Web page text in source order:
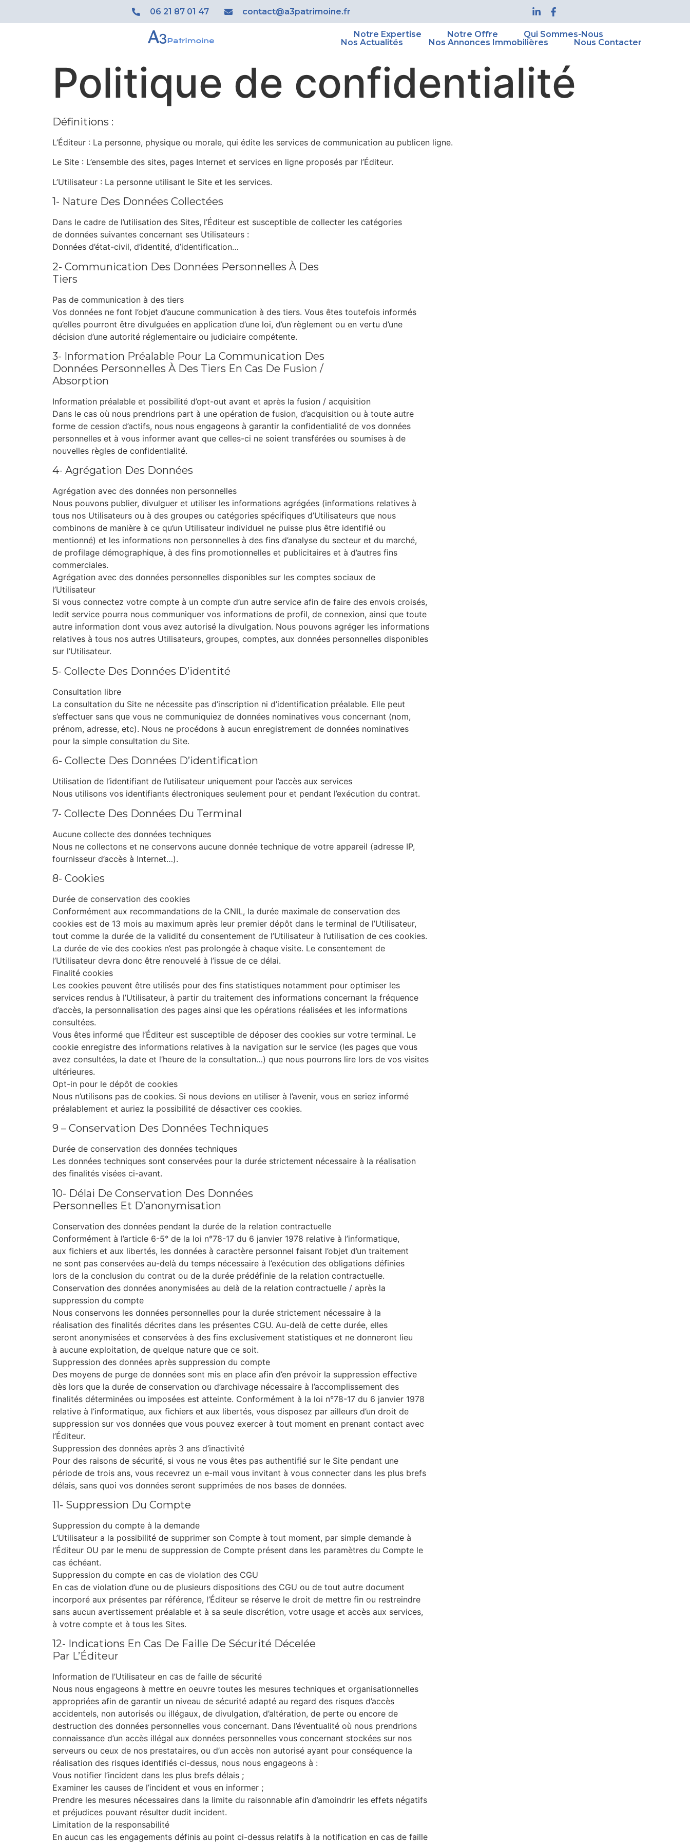
06 21 87 01 47 contact@a3patrimoine.fr
Notre Expertise Notre Offre
Qui Sommes-Nous
Nos Actualités
Nos Annonces Immobilières Nous Contacter
Politique de confidentialité
Définitions :
L’Éditeur : La personne, physique ou morale, qui édite les services de communication au publicen ligne.
Le Site : L’ensemble des sites, pages Internet et services en ligne proposés par l’Éditeur.
L’Utilisateur : La personne utilisant le Site et les services.
1- Nature Des Données Collectées
Dans le cadre de l’utilisation des Sites, l’Éditeur est susceptible de collecter les catégories
de données suivantes concernant ses Utilisateurs :
Données d’état-civil, d’identité, d’identification…
2- Communication Des Données Personnelles À Des
Tiers
Pas de communication à des tiers
Vos données ne font l’objet d’aucune communication à des tiers. Vous êtes toutefois informés
qu’elles pourront être divulguées en application d’une loi, d’un règlement ou en vertu d’une
décision d’une autorité réglementaire ou judiciaire compétente.
3- Information Préalable Pour La Communication Des
Données Personnelles À Des Tiers En Cas De Fusion /
Absorption
Information préalable et possibilité d’opt-out avant et après la fusion / acquisition
Dans le cas où nous prendrions part à une opération de fusion, d’acquisition ou à toute autre
forme de cession d’actifs, nous nous engageons à garantir la confidentialité de vos données
personnelles et à vous informer avant que celles-ci ne soient transférées ou soumises à de
nouvelles règles de confidentialité.
4- Agrégation Des Données
Agrégation avec des données non personnelles
Nous pouvons publier, divulguer et utiliser les informations agrégées (informations relatives à
tous nos Utilisateurs ou à des groupes ou catégories spécifiques d’Utilisateurs que nous
combinons de manière à ce qu’un Utilisateur individuel ne puisse plus être identifié ou
mentionné) et les informations non personnelles à des fins d’analyse du secteur et du marché,
de profilage démographique, à des fins promotionnelles et publicitaires et à d’autres fins
commerciales.
Agrégation avec des données personnelles disponibles sur les comptes sociaux de
l’Utilisateur
Si vous connectez votre compte à un compte d’un autre service afin de faire des envois croisés,
ledit service pourra nous communiquer vos informations de profil, de connexion, ainsi que toute
autre information dont vous avez autorisé la divulgation. Nous pouvons agréger les informations
relatives à tous nos autres Utilisateurs, groupes, comptes, aux données personnelles disponibles
sur l’Utilisateur.
5- Collecte Des Données D’identité
Consultation libre
La consultation du Site ne nécessite pas d’inscription ni d’identification préalable. Elle peut
s’effectuer sans que vous ne communiquiez de données nominatives vous concernant (nom,
prénom, adresse, etc). Nous ne procédons à aucun enregistrement de données nominatives
pour la simple consultation du Site.
6- Collecte Des Données D’identification
Utilisation de l’identifiant de l’utilisateur uniquement pour l’accès aux services
Nous utilisons vos identifiants électroniques seulement pour et pendant l’exécution du contrat.
7- Collecte Des Données Du Terminal
Aucune collecte des données techniques
Nous ne collectons et ne conservons aucune donnée technique de votre appareil (adresse IP,
fournisseur d’accès à Internet…).
8- Cookies
Durée de conservation des cookies
Conformément aux recommandations de la CNIL, la durée maximale de conservation des
cookies est de 13 mois au maximum après leur premier dépôt dans le terminal de l’Utilisateur,
tout comme la durée de la validité du consentement de l’Utilisateur à l’utilisation de ces cookies.
La durée de vie des cookies n’est pas prolongée à chaque visite. Le consentement de
l’Utilisateur devra donc être renouvelé à l’issue de ce délai.
Finalité cookies
Les cookies peuvent être utilisés pour des fins statistiques notamment pour optimiser les
services rendus à l’Utilisateur, à partir du traitement des informations concernant la fréquence
d’accès, la personnalisation des pages ainsi que les opérations réalisées et les informations
consultées.
Vous êtes informé que l’Éditeur est susceptible de déposer des cookies sur votre terminal. Le
cookie enregistre des informations relatives à la navigation sur le service (les pages que vous
avez consultées, la date et l’heure de la consultation…) que nous pourrons lire lors de vos visites
ultérieures.
Opt-in pour le dépôt de cookies
Nous n’utilisons pas de cookies. Si nous devions en utiliser à l’avenir, vous en seriez informé
préalablement et auriez la possibilité de désactiver ces cookies.
9 – Conservation Des Données Techniques
Durée de conservation des données techniques
Les données techniques sont conservées pour la durée strictement nécessaire à la réalisation
des finalités visées ci-avant.
10- Délai De Conservation Des Données
Personnelles Et D’anonymisation
Conservation des données pendant la durée de la relation contractuelle
Conformément à l’article 6-5° de la loi n°78-17 du 6 janvier 1978 relative à l’informatique,
aux fichiers et aux libertés, les données à caractère personnel faisant l’objet d’un traitement
ne sont pas conservées au-delà du temps nécessaire à l’exécution des obligations définies
lors de la conclusion du contrat ou de la durée prédéfinie de la relation contractuelle.
Conservation des données anonymisées au delà de la relation contractuelle / après la
suppression du compte
Nous conservons les données personnelles pour la durée strictement nécessaire à la
réalisation des finalités décrites dans les présentes CGU. Au-delà de cette durée, elles
seront anonymisées et conservées à des fins exclusivement statistiques et ne donneront lieu
à aucune exploitation, de quelque nature que ce soit.
Suppression des données après suppression du compte
Des moyens de purge de données sont mis en place afin d’en prévoir la suppression effective
dès lors que la durée de conservation ou d’archivage nécessaire à l’accomplissement des
finalités déterminées ou imposées est atteinte. Conformément à la loi n°78-17 du 6 janvier 1978
relative à l’informatique, aux fichiers et aux libertés, vous disposez par ailleurs d’un droit de
suppression sur vos données que vous pouvez exercer à tout moment en prenant contact avec
l’Éditeur.
Suppression des données après 3 ans d’inactivité
Pour des raisons de sécurité, si vous ne vous êtes pas authentifié sur le Site pendant une
période de trois ans, vous recevrez un e-mail vous invitant à vous connecter dans les plus brefs
délais, sans quoi vos données seront supprimées de nos bases de données.
11- Suppression Du Compte
Suppression du compte à la demande
L’Utilisateur a la possibilité de supprimer son Compte à tout moment, par simple demande à
l’Éditeur OU par le menu de suppression de Compte présent dans les paramètres du Compte le
cas échéant.
Suppression du compte en cas de violation des CGU
En cas de violation d’une ou de plusieurs dispositions des CGU ou de tout autre document
incorporé aux présentes par référence, l’Éditeur se réserve le droit de mettre fin ou restreindre
sans aucun avertissement préalable et à sa seule discrétion, votre usage et accès aux services,
à votre compte et à tous les Sites.
12- Indications En Cas De Faille De Sécurité Décelée
Par L’Éditeur
Information de l’Utilisateur en cas de faille de sécurité
Nous nous engageons à mettre en oeuvre toutes les mesures techniques et organisationnelles
appropriées afin de garantir un niveau de sécurité adapté au regard des risques d’accès
accidentels, non autorisés ou illégaux, de divulgation, d’altération, de perte ou encore de
destruction des données personnelles vous concernant. Dans l’éventualité où nous prendrions
connaissance d’un accès illégal aux données personnelles vous concernant stockées sur nos
serveurs ou ceux de nos prestataires, ou d’un accès non autorisé ayant pour conséquence la
réalisation des risques identifiés ci-dessus, nous nous engageons à :
Vous notifier l’incident dans les plus brefs délais ;
Examiner les causes de l’incident et vous en informer ;
Prendre les mesures nécessaires dans la limite du raisonnable afin d’amoindrir les effets négatifs
et préjudices pouvant résulter dudit incident.
Limitation de la responsabilité
En aucun cas les engagements définis au point ci-dessus relatifs à la notification en cas de faille